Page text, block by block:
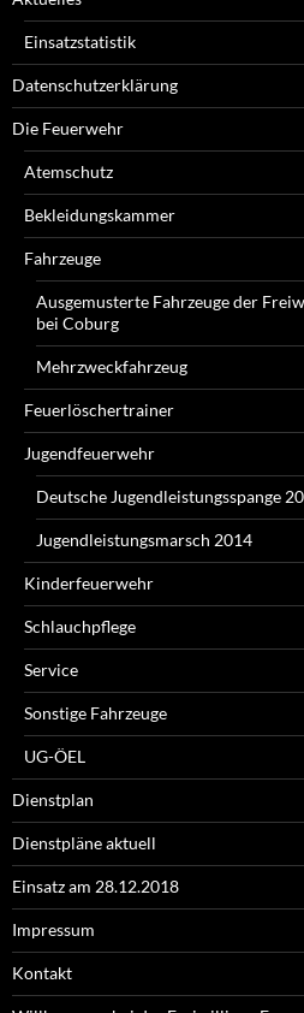
Einsatzstatistik
Datenschutzerklärung
Die Feuerwehr
Atemschutz
Bekleidungskammer
Fahrzeuge
Ausgemusterte Fahrzeuge der
bei Coburg
Mehrzweckfahrzeug
Feuerlöschertrainer
Jugendfeuerwehr
Deutsche Jugendleistungsspange
Jugendleistungsmarsch 2014
Kinderfeuerwehr
Schlauchpflege
Service
Sonstige Fahrzeuge
UG-ÖEL
Dienstplan
Dienstpläne aktuell
Einsatz am 28.12.2018
Impressum
Kontakt